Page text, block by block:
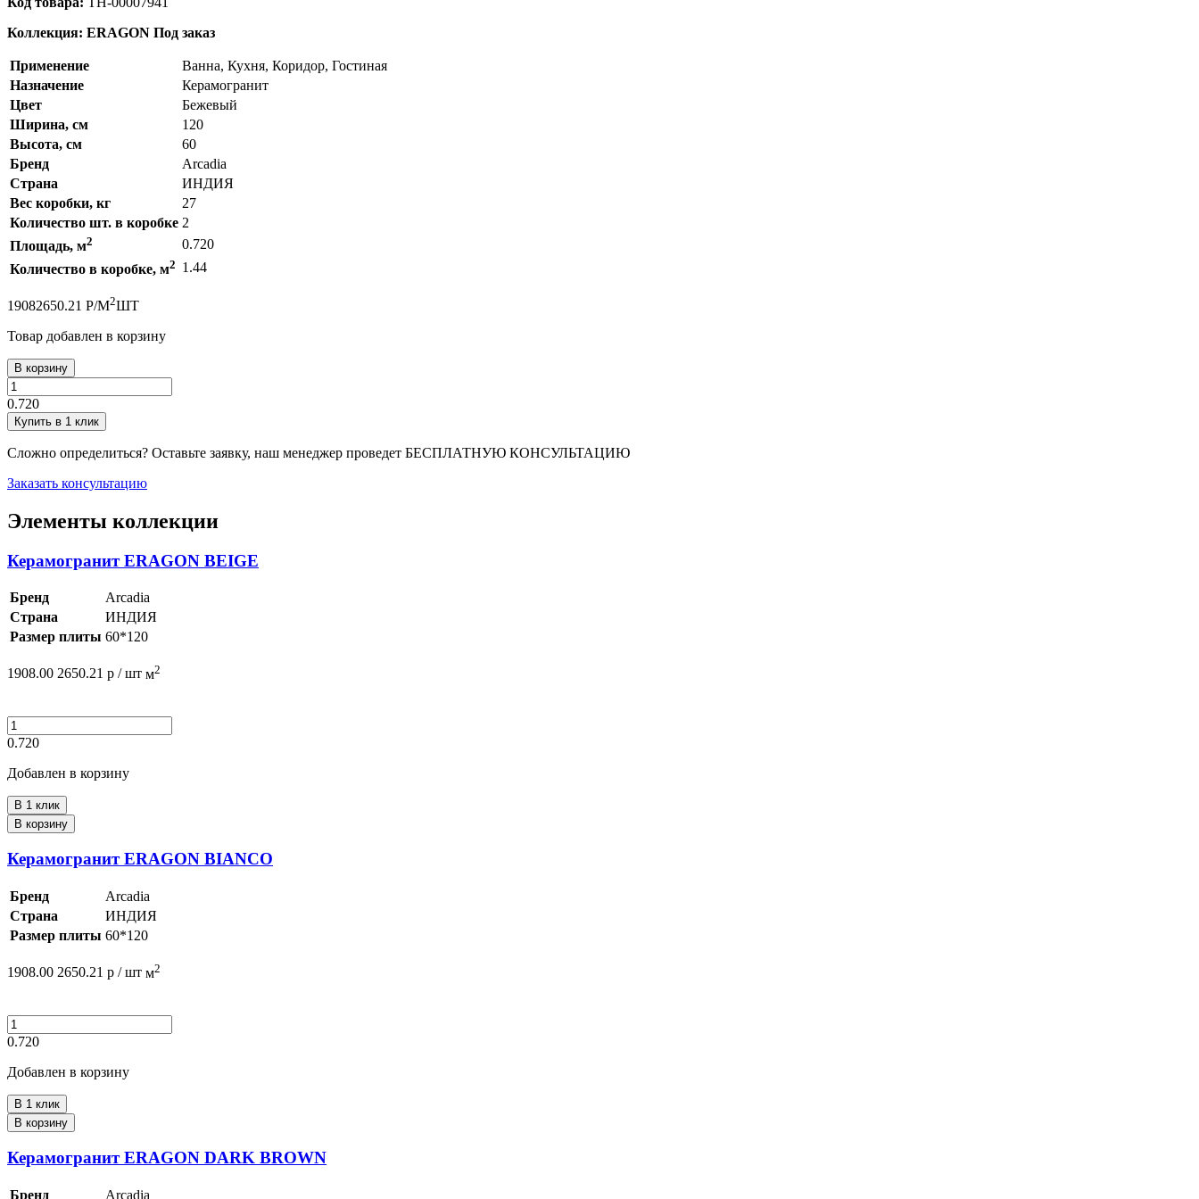
Коллекция: ERAGON Под заказ
Применение
Ванна, Кухня, Коридор, Гостиная
Назначение
Керамогранит
Цвет
Бежевый
Ширина, см
120
Высота, см
60
Бренд
Arcadia
Страна
ИНДИЯ
Вес коробки, кг
27
Количество шт. в коробке 2
Площадь, м2
0.720
Количество в коробке, м2 1.44
19082650.21 Р/М2ШТ
Товар добавлен в корзину
В корзину
0.720
Купить в 1 клик
Сложно определиться? Оставьте заявку, наш менеджер проведет БЕСПЛАТНУЮ КОНСУЛЬТАЦИЮ
Заказать консультацию
Элементы коллекции
Керамогранит ERAGON BEIGE
Бренд
Arcadia
Страна
ИНДИЯ
Размер плиты 60*120
1908.00 2650.21 р / шт м2
0.720
Добавлен в корзину
В 1 клик
В корзину
Керамогранит ERAGON BIANCO
Бренд
Arcadia
Страна
ИНДИЯ
Размер плиты 60*120
1908.00 2650.21 р / шт м2
0.720
Добавлен в корзину
В 1 клик
В корзину
Керамогранит ERAGON DARK BROWN
Бренд Arcadia